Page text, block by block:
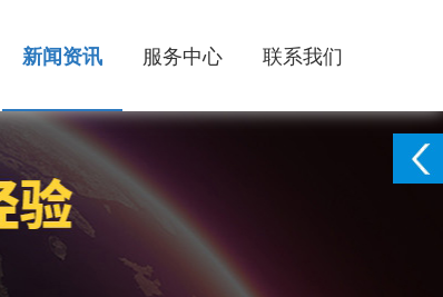
新闻资讯 服务中心 联系我们